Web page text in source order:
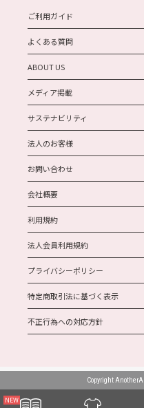
ご利用ガイド
よくある質問
ABOUT US
メディア掲載
サステナビリティ
法人のお客様
お問い合わせ
会社概要
利用規約
法人会員利用規約
プライバシーポリシー
特定商取引法に基づく表示
不正行為への対応方針
Copyright